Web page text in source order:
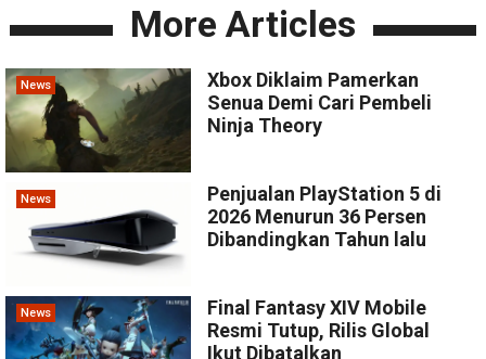
More Articles
News
Xbox Diklaim Pamerkan
Senua Demi Cari Pembeli
Ninja Theory
News
Penjualan PlayStation 5 di
2026 Menurun 36 Persen
Dibandingkan Tahun lalu
News
Final Fantasy XIV Mobile
Resmi Tutup, Rilis Global
Ikut Dibatalkan